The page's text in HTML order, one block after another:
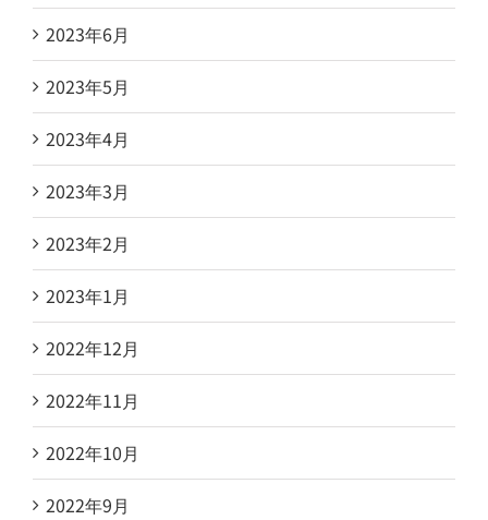
2023年6月
2023年5月
2023年4月
2023年3月
2023年2月
2023年1月
2022年12月
2022年11月
2022年10月
2022年9月